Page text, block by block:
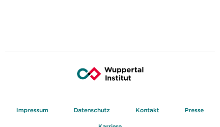
Impressum Datenschutz Kontakt Presse